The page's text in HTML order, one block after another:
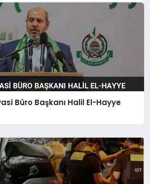
Büro Başkanı Halil El-Hayye